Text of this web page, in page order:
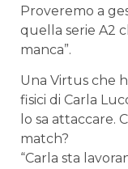
Proveremo a
quella serie A2
manca”.
Una Virtus che
fisici di Carla
lo sa attaccare.
match?
“Carla sta